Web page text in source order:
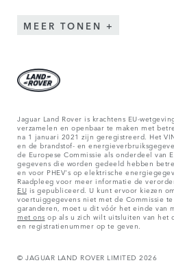
MEER TONEN
Jaguar Land Rover is krachtens EU-
verzamelen en openbaar te maken met
na 1 januari 2021 zijn geregistreerd. Het
en de brandstof- en
de Europese Commissie als onderdeel van
gegevens die worden gedeeld hebben
en voor PHEV's op elektrische
Raadpleeg voor meer informatie de
EU is gepubliceerd. U kunt ervoor kiezen
voertuiggegevens niet met de Commissie
garanderen, moet u dit vóór het einde van
met ons op als u zich wilt uitsluiten van het
en registratienummer op te geven.
© JAGUAR LAND ROVER LIMITED 2026